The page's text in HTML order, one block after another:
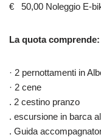
€ 50,00 Noleggio E-
La quota comprende:
· 2 pernottamenti in
· 2 cene
. 2 cestino pranzo
. escursione in barca
. Guida